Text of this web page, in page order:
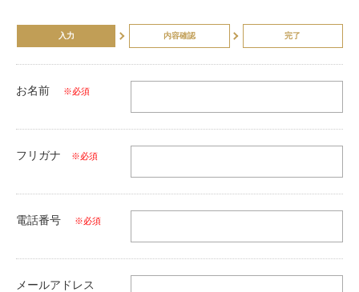
入力 内容確認 完了
お名前 ※必須
フリガナ ※必須
電話番号 ※必須
メールアドレス